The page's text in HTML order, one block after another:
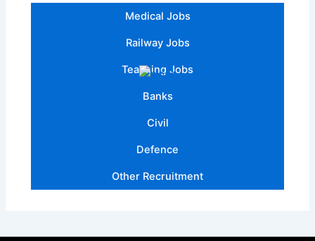
Medical Jobs
Railway Jobs
Teaching Jobs
Banks
Civil
Defence
Other Recruitment